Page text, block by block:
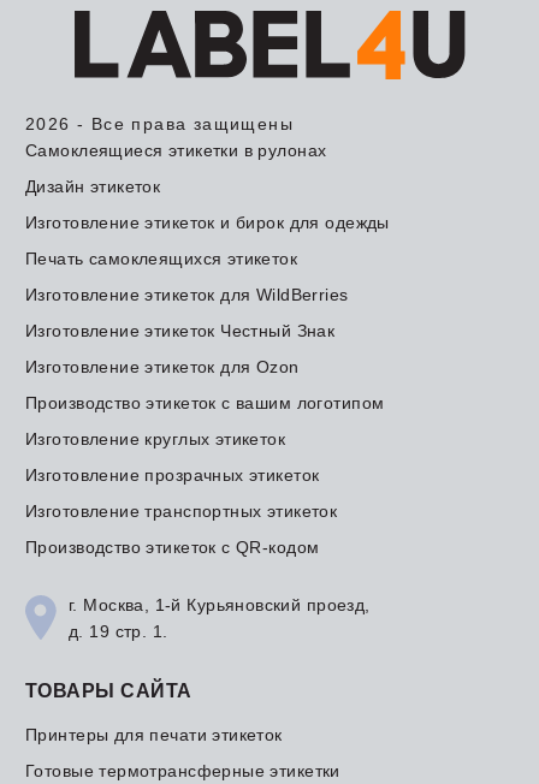
2026 - Все права защищены
Самоклеящиеся этикетки в рулонах
Дизайн этикеток
Изготовление этикеток и бирок для одежды
Печать самоклеящихся этикеток
Изготовление этикеток для WildBerries
Изготовление этикеток Честный Знак
Изготовление этикеток для Ozon
Производство этикеток с вашим логотипом
Изготовление круглых этикеток
Изготовление прозрачных этикеток
Изготовление транспортных этикеток
Производство этикеток с QR-кодом
г. Москва, 1-й Курьяновский проезд,
д. 19 стр. 1.
ТОВАРЫ САЙТА
Принтеры для печати этикеток
Готовые термотрансферные этикетки